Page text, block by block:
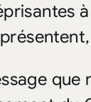
que